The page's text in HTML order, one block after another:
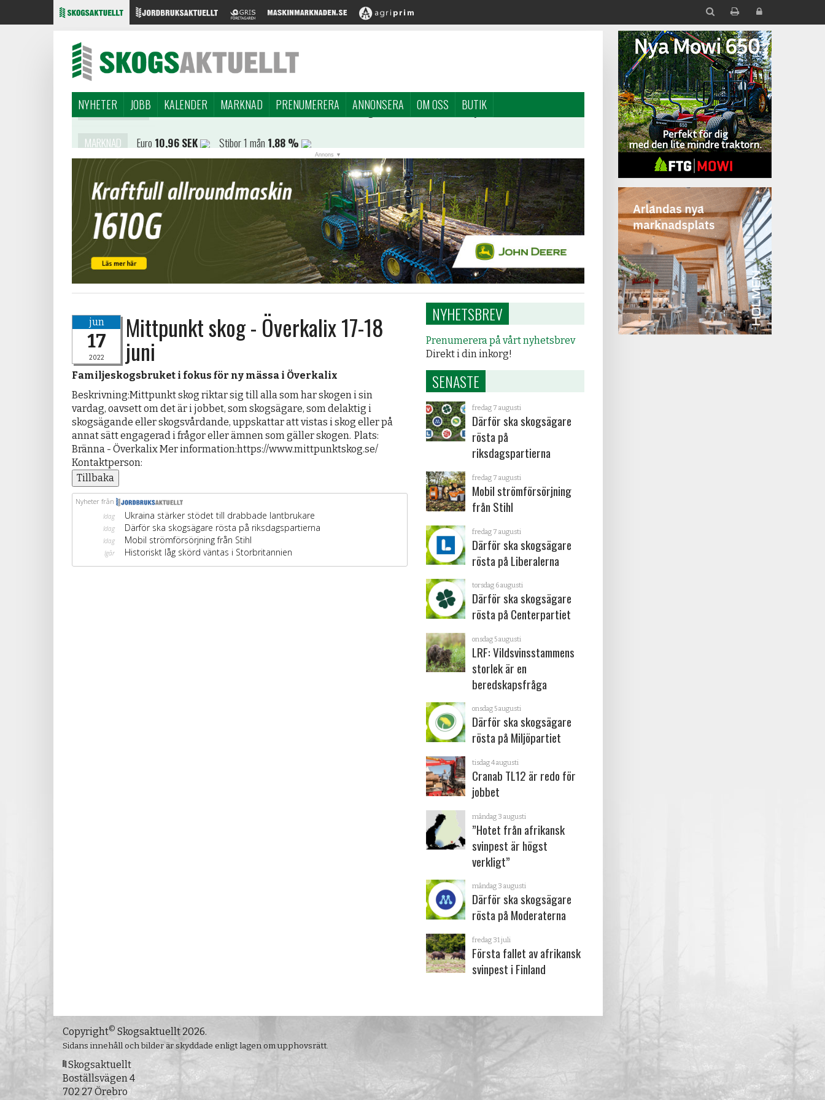
NYHETER JOBB KALENDER MARKNAD PRENUMERERA ANNONSERA OM OSS
BUTIK
jun
17
2022
Mittpunkt skog - Överkalix 17-18
juni
Familjeskogsbruket i fokus för ny mässa i Överkalix
Beskrivning:Mittpunkt skog riktar sig till alla som har skogen i sin
vardag, oavsett om det är i jobbet, som skogsägare, som delaktig i
skogsägande eller skogsvårdande, uppskattar att vistas i skog eller på
annat sätt engagerad i frågor eller ämnen som gäller skogen. Plats:
Bränna - Överkalix Mer information:https://www.mittpunktskog.se/
Kontaktperson:
Tillbaka
NYHETSBREV
Prenumerera på vårt nyhetsbrev
Direkt i din inkorg!
SENASTE
fredag 7 augusti
Därför ska skogsägare
rösta på
riksdagspartierna
fredag 7 augusti
Mobil strömförsörjning
från Stihl
fredag 7 augusti
Därför ska skogsägare
rösta på Liberalerna
torsdag 6 augusti
Därför ska skogsägare
rösta på Centerpartiet
onsdag 5 augusti
LRF: Vildsvinsstammens
storlek är en
beredskapsfråga
onsdag 5 augusti
Därför ska skogsägare
rösta på Miljöpartiet
tisdag 4 augusti
Cranab TL12 är redo för
jobbet
måndag 3 augusti
”Hotet från afrikansk
svinpest är högst
verkligt”
måndag 3 augusti
Därför ska skogsägare
rösta på Moderaterna
fredag 31 juli
Första fallet av afrikansk
svinpest i Finland
Copyright© Skogsaktuellt 2026.
Sidans innehåll och bilder är skyddade enligt lagen om upphovsrätt.
Skogsaktuellt
Boställsvägen 4
702 27 Örebro